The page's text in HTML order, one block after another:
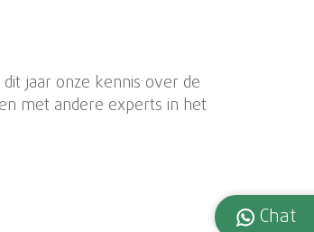
jaar onze kennis over de
met andere experts in het
Chat